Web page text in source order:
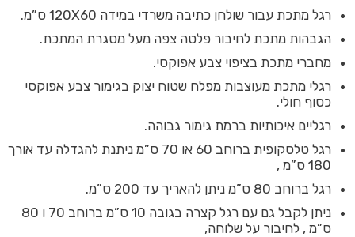
רגל מתכת עבור שולחן כתיבה משרדי במידה 120X60 ס”מ.
הגבהות מתכת לחיבור פלטה צפה מעל מסגרת המתכת.
מחברי מתכת בציפוי צבע אפוקסי.
רגלי מתכת מעוצבות מפלח שטוח יצוק בגימור צבע אפוקסי
כסוף חולי.
רגליים איכותיות ברמת גימור גבוהה.
רגל טלסקופית ברוחב 60 או 70 ס”מ ניתנת להגדלה עד אורך
180 ס”מ ,
רגל ברוחב 80 ס”מ ניתן להאריך עד 200 ס”מ.
ניתן לקבל גם עם רגל קצרה בגובה 10 ס”מ ברוחב 70 ו 80
ס”מ , לחיבור על שלוחה,